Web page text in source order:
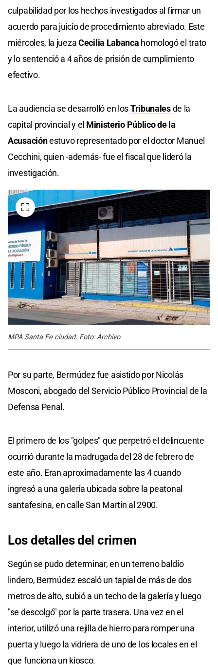
culpabilidad por los hechos investigados al firmar un
acuerdo para juicio de procedimiento abreviado. Este
miércoles, la juezaCecilia Labanca homologó el trato
y lo sentenció a 4 años de prisión de cumplimiento
efectivo.
La audiencia se desarrolló en losTribunalesde la
capital provincial y el Ministerio Público de la
Acusaciónestuvo representado por el doctor Manuel
Cecchini, quien -además- fue el fiscal que lideró la
investigación.
MPA Santa Fe ciudad. Foto: Archivo
Por su parte, Bermúdez fue asistido por Nicolás
Mosconi, abogado del Servicio Público Provincial de la
Defensa Penal.
El primero de los "golpes" que perpetró el delincuente
ocurrió durante la madrugada del 28 de febrero de
este año. Eran aproximadamente las 4 cuando
ingresó a una galería ubicada sobre la peatonal
santafesina, en calle San Martín al 2900.
Los detalles del crimen
Según se pudo determinar, en un terreno baldío
lindero, Bermúdez escaló un tapial de más de dos
metros de alto, subió a un techo de la galería y luego
"se descolgó" por la parte trasera. Una vez en el
interior, utilizó una rejilla de hierro para romper una
puerta y luego la vidriera de uno de los locales en el
que funciona un kiosco.